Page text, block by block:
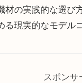
材の実践的な選び
る現実的なモデル
スポンサ